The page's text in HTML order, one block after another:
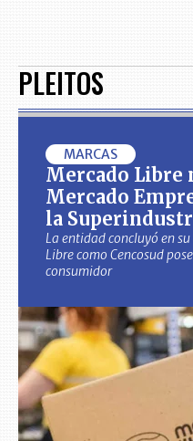
PLEITOS
MARCAS
Mercado Libre
Mercado
la
La entidad concluyó en
Libre como Cencosud
consumidor